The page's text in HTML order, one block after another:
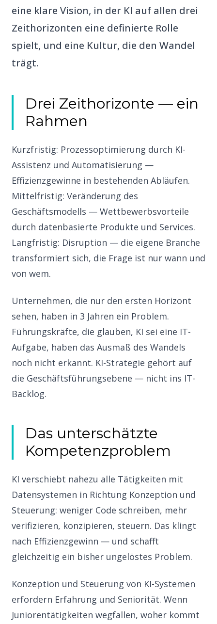
eine klare Vision, in der KI auf allen drei
Zeithorizonten eine definierte Rolle
spielt, und eine Kultur, die den Wandel
trägt.
Drei Zeithorizonte — ein
Rahmen
Kurzfristig: Prozessoptimierung durch KI-
Assistenz und Automatisierung —
Effizienzgewinne in bestehenden Abläufen.
Mittelfristig: Veränderung des
Geschäftsmodells — Wettbewerbsvorteile
durch datenbasierte Produkte und Services.
Langfristig: Disruption — die eigene Branche
transformiert sich, die Frage ist nur wann und
von wem.
Unternehmen, die nur den ersten Horizont
sehen, haben in 3 Jahren ein Problem.
Führungskräfte, die glauben, KI sei eine IT-
Aufgabe, haben das Ausmaß des Wandels
noch nicht erkannt. KI-Strategie gehört auf
die Geschäftsführungsebene — nicht ins IT-
Backlog.
Das unterschätzte
Kompetenzproblem
KI verschiebt nahezu alle Tätigkeiten mit
Datensystemen in Richtung Konzeption und
Steuerung: weniger Code schreiben, mehr
verifizieren, konzipieren, steuern. Das klingt
nach Effizienzgewinn — und schafft
gleichzeitig ein bisher ungelöstes Problem.
Konzeption und Steuerung von KI-Systemen
erfordern Erfahrung und Seniorität. Wenn
Juniorentätigkeiten wegfallen, woher kommt